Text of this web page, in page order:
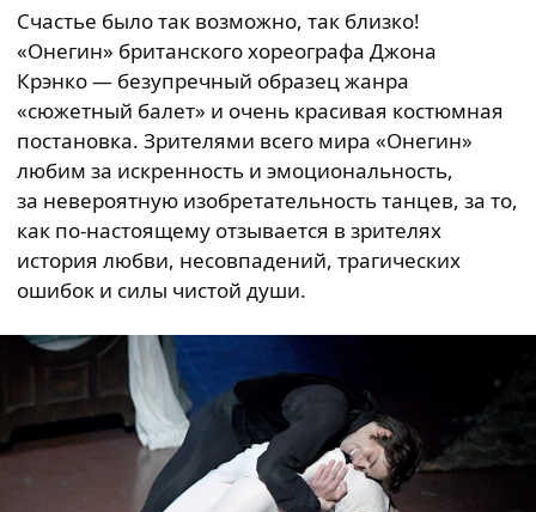
Счастье было так возможно, так близко!
«Онегин» британского хореографа Джона
Крэнко — безупречный образец жанра
«сюжетный балет» и очень красивая костюмная
постановка. Зрителями всего мира «Онегин»
любим за искренность и эмоциональность,
за невероятную изобретательность танцев, за то,
как по-настоящему отзывается в зрителях
история любви, несовпадений, трагических
ошибок и силы чистой души.